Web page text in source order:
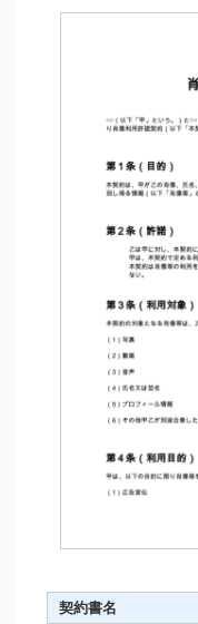
契約書名